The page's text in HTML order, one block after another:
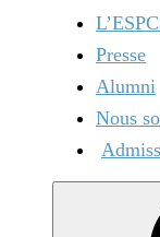
Presse
Alumni
Nous